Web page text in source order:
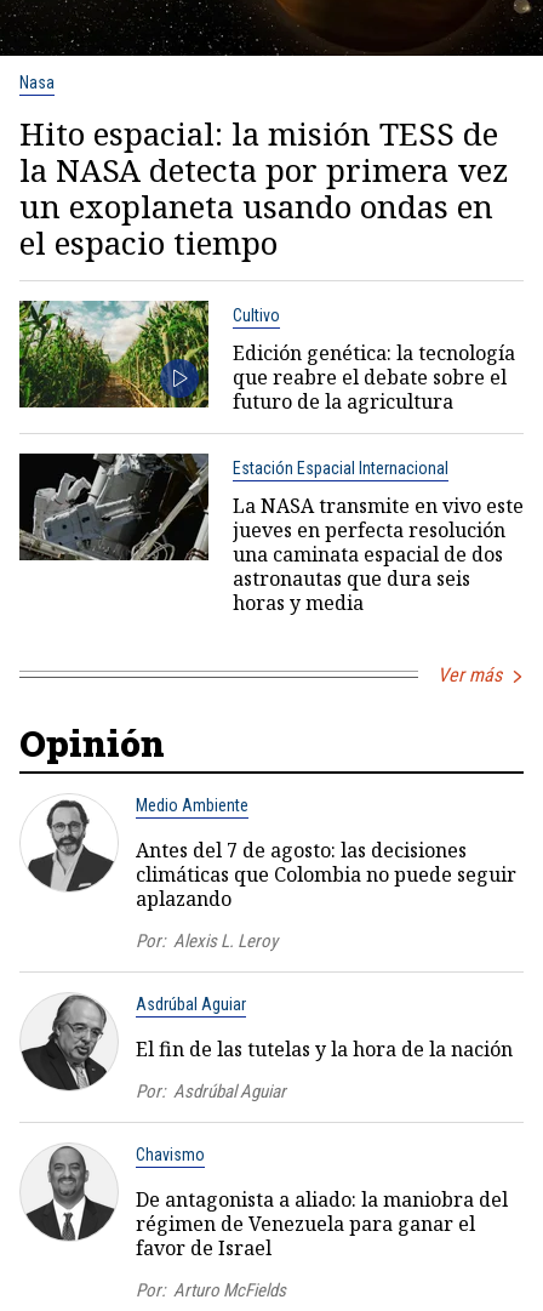
Nasa
Hito espacial: la misión TESS de
la NASA detecta por primera vez
un exoplaneta usando ondas en
el espacio tiempo
Cultivo
Edición genética: la tecnología
que reabre el debate sobre el
futuro de la agricultura
Estación Espacial Internacional
La NASA transmite en vivo este
jueves en perfecta resolución
una caminata espacial de dos
astronautas que dura seis
horas y media
Ver más
Opinión
Medio Ambiente
Antes del 7 de agosto: las decisiones
climáticas que Colombia no puede seguir
aplazando
Por: Alexis L. Leroy
Asdrúbal Aguiar
El fin de las tutelas y la hora de la nación
Por: Asdrúbal Aguiar
Chavismo
De antagonista a aliado: la maniobra del
régimen de Venezuela para ganar el
favor de Israel
Por: Arturo McFields